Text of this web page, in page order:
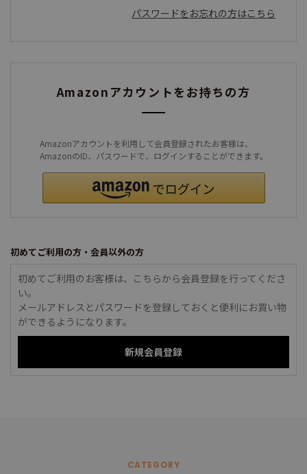
パスワードをお忘れの方はこちら
Amazonアカウントをお持ちの方
Amazonアカウントを利用して会員登録されたお客様は、
AmazonのID、パスワードで、ログインすることができます。
初めてご利用の方・会員以外の方
初めてご利用のお客様は、こちらから会員登録を行ってくださ
い。
メールアドレスとパスワードを登録しておくと便利にお買い物
ができるようになります。
CATEGORY